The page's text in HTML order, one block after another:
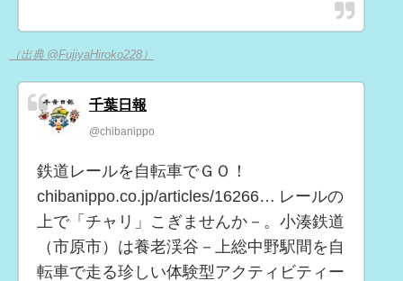
（出典 @FujiyaHiroko228）
千葉日報
@chibanippo
鉄道レールを自転車でＧＯ！
chibanippo.co.jp/articles/16266… レールの
上で「チャリ」こぎませんか－。小湊鉄道
（市原市）は養老渓谷－上総中野駅間を自
転車で走る珍しい体験型アクティビティー